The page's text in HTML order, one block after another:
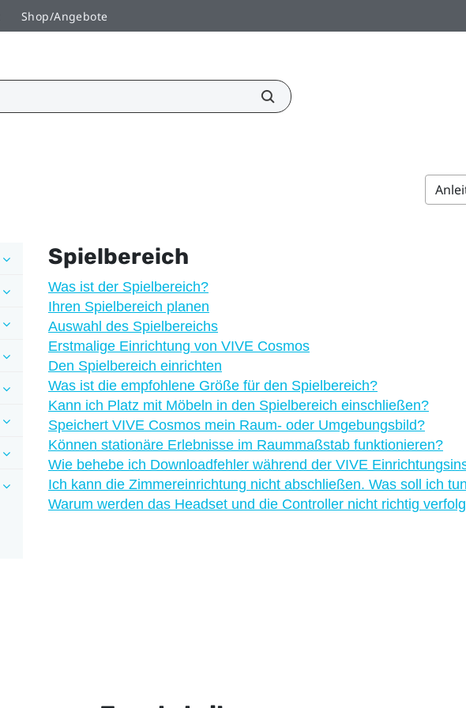
Shop/Angebote
Spielbereich
Was ist der Spielbereich?
Ihren Spielbereich planen
Auswahl des Spielbereichs
Erstmalige Einrichtung von VIVE Cosmos
Den Spielbereich einrichten
Was ist die empfohlene Größe für den Spielbereich?
Kann ich Platz mit Möbeln in den Spielbereich einschließen?
Speichert VIVE Cosmos mein Raum- oder Umgebungsbild?
Können stationäre Erlebnisse im Raummaßstab funktionieren?
Wie behebe ich Downloadfehler während der VIVE
Ich kann die Zimmereinrichtung nicht abschließen. Was soll ich
Warum werden das Headset und die Controller nicht richtig